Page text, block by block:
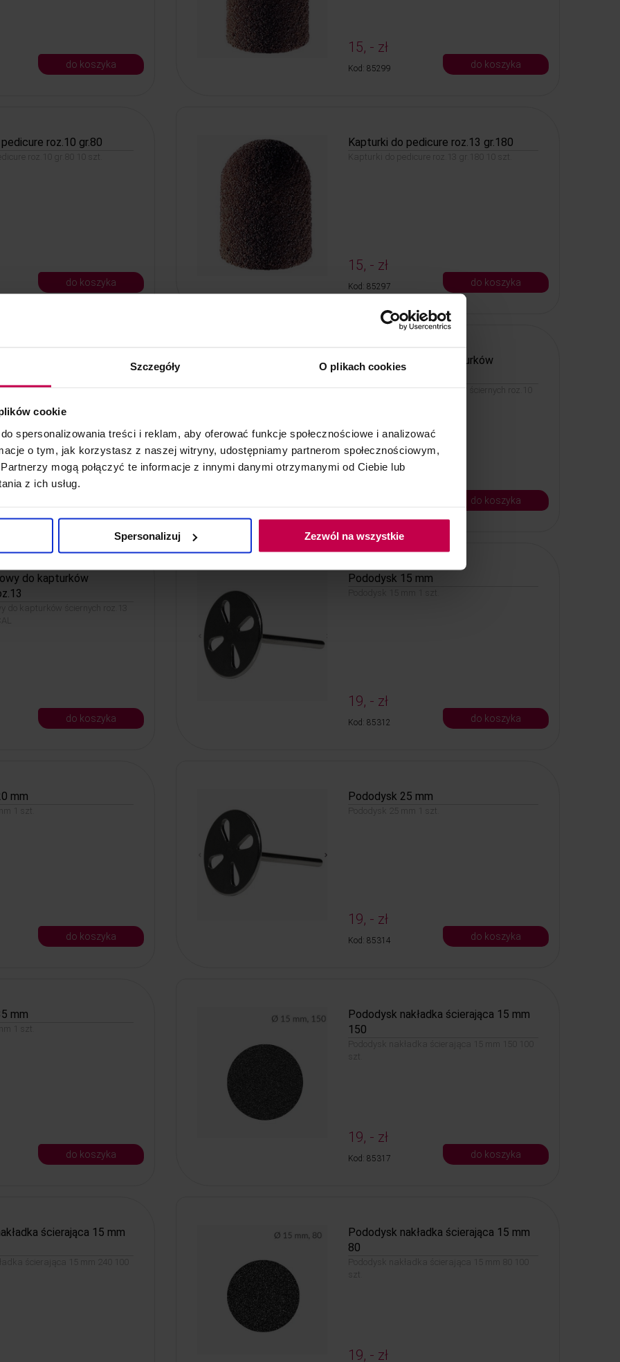
Szczegóły O plikach cookies
cookie
spersonalizowania treści i reklam, aby oferować funkcje społecznościowe i analizować
o tym, jak korzystasz z naszej witryny, udostępniamy partnerom społecznościowym,
mogą połączyć te informacje z innymi danymi otrzymanymi od Ciebie lub
z ich usług.
Spersonalizuj Zezwól na wszystkie
do koszyka
15, - zł
Kod: 85299 do koszyka
roz.10 gr.80
roz.10 gr.80 10 szt.
do koszyka
Kapturki do pedicure roz.13 gr.180
Kapturki do pedicure roz.13 gr.180 10 szt.
15, - zł
Kod: 85297 do koszyka
roz.13 gr.80
roz.13 gr.80 10 szt.
Nośnik gumowy do kapturków
Nośnik gumowy do kapturków ściernych roz.10
do koszyka
do kapturków
do kapturków ściernych roz.13
do koszyka
Pododysk 15 mm
19, - zł
Kod: 85312 do koszyka
mm
1 szt.
do koszyka
Pododysk 25 mm
Pododysk 25 mm 1 szt.
19, - zł
Kod: 85314 do koszyka
mm
1 szt.
do koszyka
Pododysk nakładka ścierająca 15 mm
150
szt.
19, - zł
Kod: 85317 do koszyka
ścierająca 15 mm
ścierająca 15 mm 240 100
Pododysk nakładka ścierająca 15 mm
80
szt.
19, - zł